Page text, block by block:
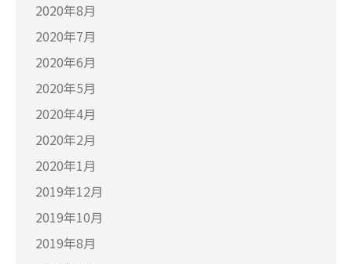
2020年8月
2020年7月
2020年6月
2020年5月
2020年4月
2020年2月
2020年1月
2019年12月
2019年10月
2019年8月